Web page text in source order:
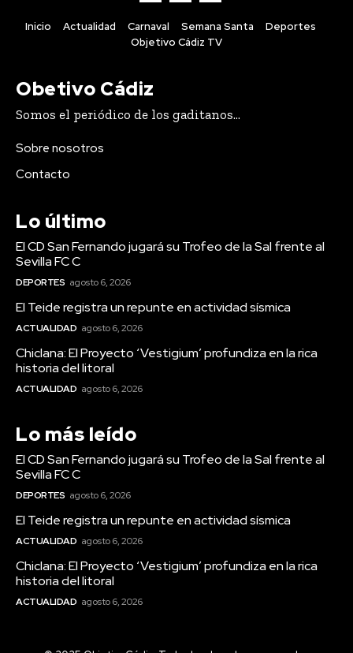
Inicio Actualidad Carnaval Semana Santa
Deportes
Objetivo Cádiz TV
Obetivo Cádiz
Somos el periódico de los gaditanos...
Sobre nosotros
Contacto
Lo último
El CD San Fernando jugará su Trofeo de la Sal frente al
Sevilla FC C
DEPORTES agosto 6, 2026
El Teide registra un repunte en actividad sísmica
ACTUALIDAD agosto 6, 2026
Chiclana: El Proyecto ‘Vestigium’ profundiza en la rica
historia del litoral
ACTUALIDAD agosto 6, 2026
Lo más leído
El CD San Fernando jugará su Trofeo de la Sal frente al
Sevilla FC C
DEPORTES agosto 6, 2026
El Teide registra un repunte en actividad sísmica
ACTUALIDAD agosto 6, 2026
Chiclana: El Proyecto ‘Vestigium’ profundiza en la rica
historia del litoral
ACTUALIDAD agosto 6, 2026